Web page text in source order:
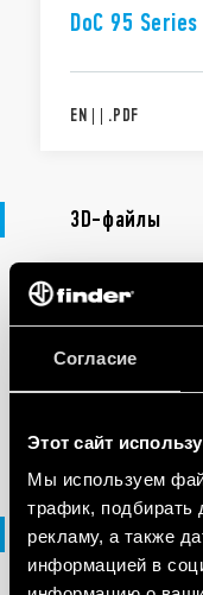
Согласие
Этот сайт
Мы используем
трафик, подбирать
рекламу, а также
информацией в
DoC 95 Series
EN | | .PDF
3D-файлы
3D-ФАЙЛЫ
95 Series
файлы DXF